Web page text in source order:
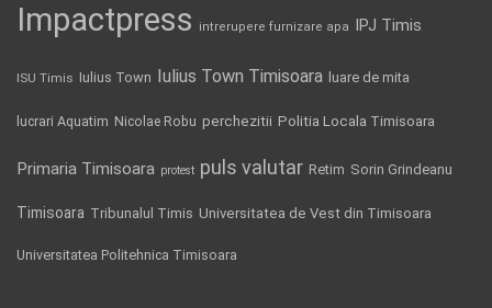
Impactpress intrerupere furnizare apa IPJ Timis
ISU Timis Iulius Town Iulius Town Timisoara luare de mita
lucrari Aquatim Nicolae Robu perchezitii Politia Locala Timisoara
Primaria Timisoara protest puls valutar Retim Sorin Grindeanu
Timisoara Tribunalul Timis Universitatea de Vest din Timisoara
Universitatea Politehnica Timisoara